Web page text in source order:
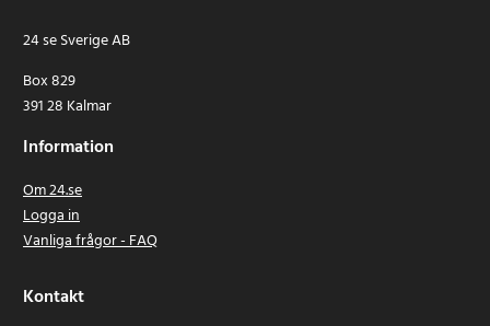
24 se Sverige AB
Box 829
391 28 Kalmar
Information
Om 24.se
Logga in
Vanliga frågor - FAQ
Kontakt